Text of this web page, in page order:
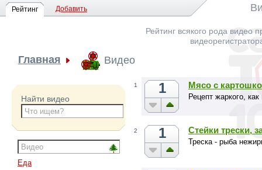
Рейтинг Добавить
Рейтинг всякого рода видео
Главная Видео
Найти видео
Еда
1 1 Мясо с
Рецепт жаркого,
2 1 Стейки трески,
Треска - рыба